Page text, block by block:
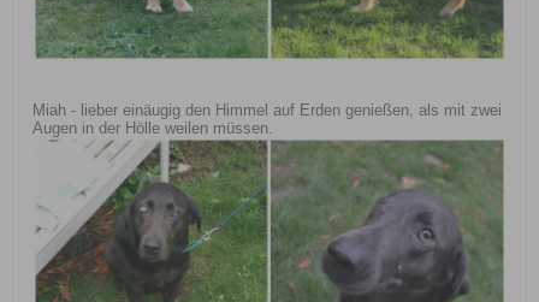
Miah - lieber einäugig den Himmel auf Erden genießen, als mit zwei
Augen in der Hölle weilen müssen.